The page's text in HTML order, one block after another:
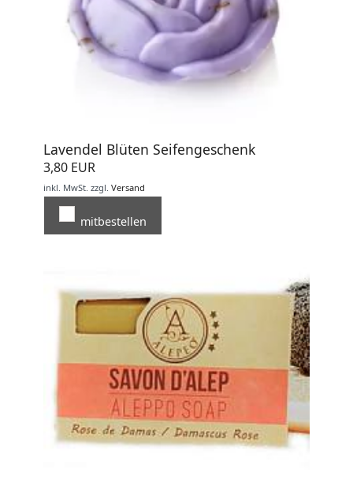
Lavendel Blüten Seifengeschenk
3,80 EUR
inkl. MwSt. zzgl. Versand
mitbestellen